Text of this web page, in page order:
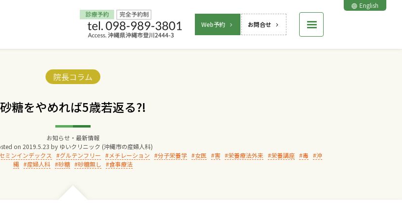
Web予約 お問合せ
English
Categories:
院長コラム
砂糖をやめれば5歳若返る?!
お知らせ・最新情報
on 2019.5.23 by ゆいクリニック (沖縄市の産婦人科)
ミンインデックス グルテンフリー メチレーション 分子栄養学 女医 害 栄養療法外来 栄養講座 毒
沖
縄
産婦人科 砂糖 砂糖無し 食事療法
Home
交通アクセス
院長からのごあいさつ
ゆいクリニックの経営理念